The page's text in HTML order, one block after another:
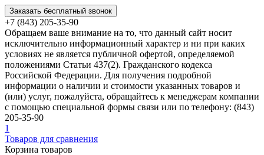
Заказать бесплатный звонок
+7 (843) 205-35-90
Обращаем ваше внимание на то, что данный сайт носит
исключительно информационный характер и ни при каких
условиях не является публичной офертой, определяемой
положениями Статьи 437(2). Гражданского кодекса
Российской Федерации. Для получения подробной
информации о наличии и стоимости указанных товаров и
(или) услуг, пожалуйста, обращайтесь к менеджерам компании
с помощью специальной формы связи или по телефону: (843)
205-35-90
1
Товаров для сравнения
Корзина товаров